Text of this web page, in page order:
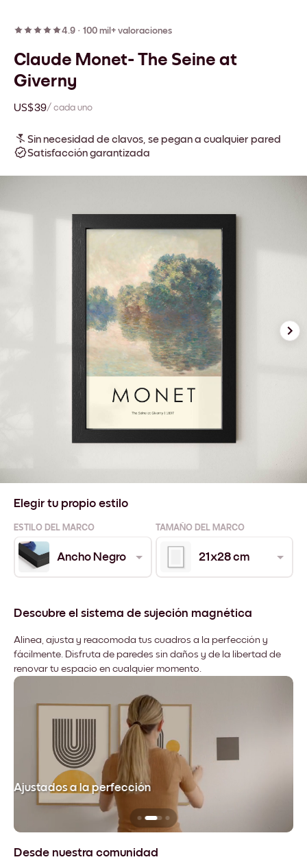
4.9 · 100 mil+ valoraciones
Claude Monet- The Seine at
Giverny
US$39/ cada uno
Sin necesidad de clavos, se pegan a cualquier pared
Satisfacción garantizada
Elegir tu propio estilo
ESTILO DEL MARCO TAMAÑO DEL MARCO
Ancho Negro 21x28 cm
Descubre el sistema de sujeción magnética
Alinea, ajusta y reacomoda tus cuadros a la perfección y
fácilmente. Disfruta de paredes sin daños y de la libertad de
renovar tu espacio en cualquier momento.
Ajustados a la perfección
Desde nuestra comunidad